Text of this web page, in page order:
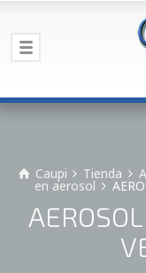
Caupi Tienda
en aerosol